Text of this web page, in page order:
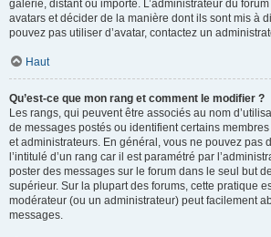
galerie, distant ou importé. L’administrateur du
avatars et décider de la manière dont ils sont mis à
pouvez pas utiliser d’avatar, contactez un
Haut
Qu’est-ce que mon rang et comment le modifier ?
Les rangs, qui peuvent être associés au nom
de messages postés ou identifient certains
et administrateurs. En général, vous ne pouvez pas
l’intitulé d’un rang car il est paramétré par
poster des messages sur le forum dans le seul but
supérieur. Sur la plupart des forums, cette pratique
modérateur (ou un administrateur) peut facilement
messages.